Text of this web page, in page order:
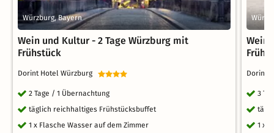
Würzburg, Bayern
Wein und Kultur - 2 Tage Würzburg mit
Frühstück
Dorint Hotel Würzburg
2 Tage / 1 Übernachtung
täglich reichhaltiges Frühstücksbuffet
1 x Flasche Wasser auf dem Zimmer
Wein
Dorint
3
1 x